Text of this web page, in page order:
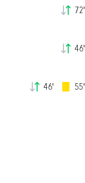
72'
46'
46' 55'